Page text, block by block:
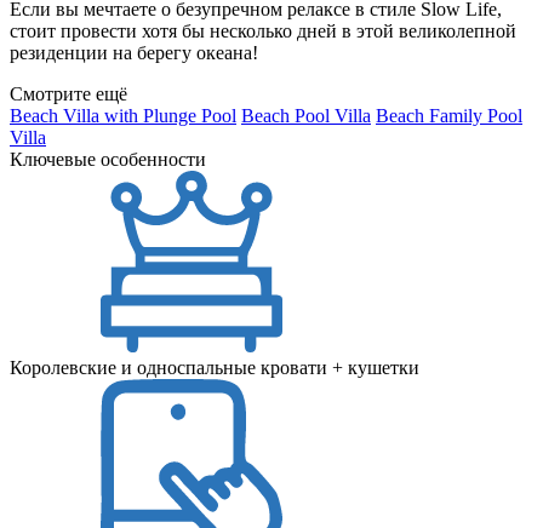
Если вы мечтаете о безупречном релаксе в стиле Slow Life,
стоит провести хотя бы несколько дней в этой великолепной
резиденции на берегу океана!
Смотрите ещё
Beach Villa with Plunge Pool Beach Pool Villa Beach Family Pool
Villa
Ключевые особенности
Королевские и односпальные кровати + кушетки